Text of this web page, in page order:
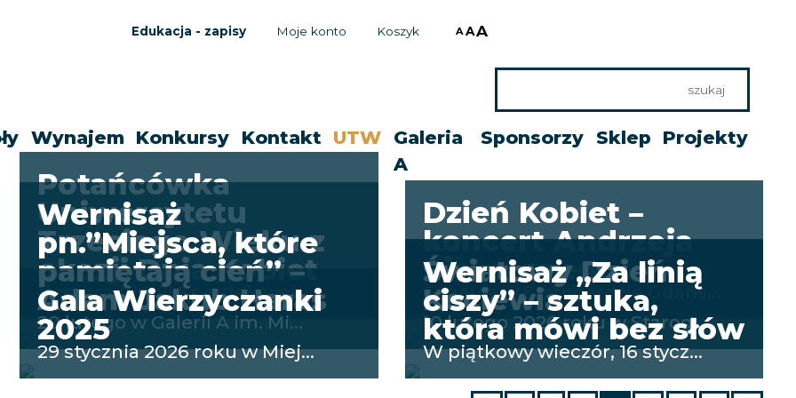
Edukacja - zapisy Moje konto Koszyk
Wynajem Konkursy Kontakt UTW Galeria
A
Sponsorzy Sklep Projekty
Potańcówka
Uniwersytetu
Trzeciego Wieku z
okazji Dnia Kobiet
11 marca w Sali Kryształowej...
Dzień Kobiet –
koncert Andrzeja
Piasecznego
6 marca w Starogardzie Gdańs...
Wernisaż
pn.”Miejsca, które
pamiętają cień” –
Adam Jakub Haras
20 lutego w Galerii A im. Mi...
Światowy Dzień
Kociewia
10 lutego 2026 roku w Starog...
Gala Wierzyczanki
2025
29 stycznia 2026 roku w Miej...
Wernisaż „Za linią
ciszy” – sztuka,
która mówi bez słów
W piątkowy wieczór, 16 stycz...